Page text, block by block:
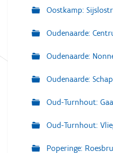
Oostkamp:
Oudenaarde:
Oudenaarde:
Oudenaarde:
Oud-Turnhout:
Oud-Turnhout:
Poperinge: